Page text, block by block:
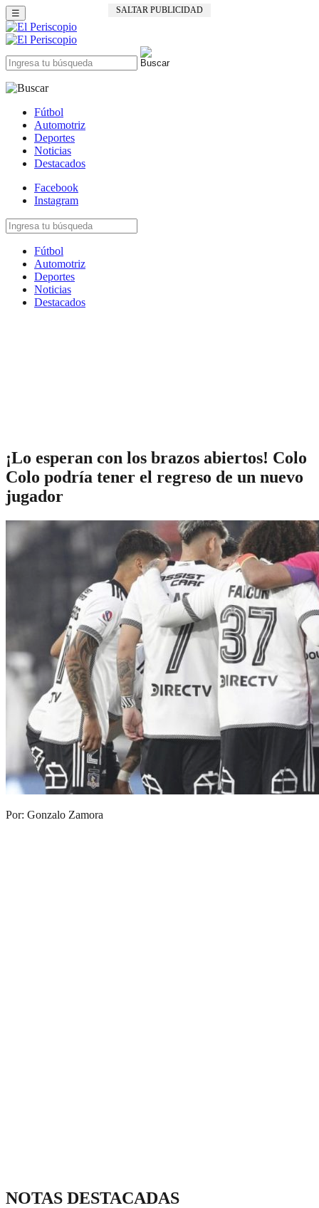
SALTAR PUBLICIDAD
☰
Fútbol
Automotriz
Deportes
Noticias
Destacados
Facebook
Instagram
Fútbol
Automotriz
Deportes
Noticias
Destacados
¡Lo esperan con los brazos abiertos! Colo
Colo podría tener el regreso de un nuevo
jugador
Por: Gonzalo Zamora
NOTAS DESTACADAS